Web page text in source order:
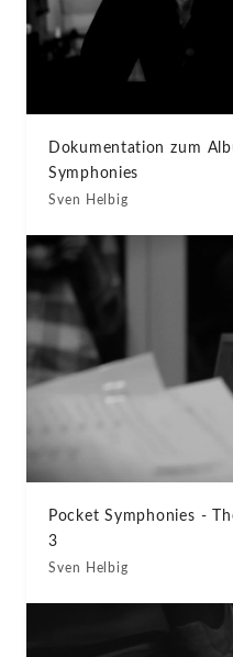
Dokumentation zum
Symphonies
Sven Helbig
Pocket Symphonies -
3
Sven Helbig